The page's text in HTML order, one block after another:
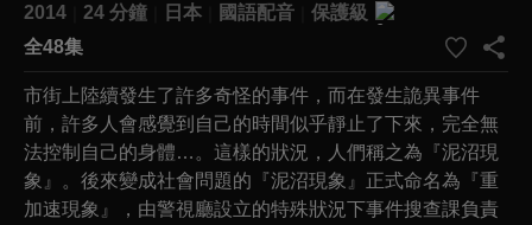
2014
24 分鐘 日本 國語配音
保護級
全48集
市街上陸續發生了許多奇怪的事件，而在發生詭異事件
前，許多人會感覺到自己的時間似乎靜止了下來，完全無
法控制自己的身體…。這樣的狀況，人們稱之為『泥沼現
象』。後來變成社會問題的『泥沼現象』正式命名為『重
加速現象』，由警視廳設立的特殊狀況下事件搜查課負責